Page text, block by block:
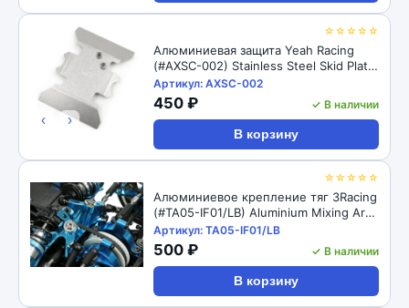
☆☆☆☆☆
‹ ›
Алюминиевая защита Yeah Racing
(#AXSC-002) Stainless Steel Skid Plate
For For Axial SCX10 II AX90046
Артикул: AXSC-002
450 ₽ ✓ В наличии
В корзину
☆☆☆☆☆
Алюминиевое крепление тяг 3Racing
(#TA05-IF01/LB) Aluminium Mixing Arm
For TA-05IFS
Артикул: TA05-IF01/LB
500 ₽ ✓ В наличии
В корзину